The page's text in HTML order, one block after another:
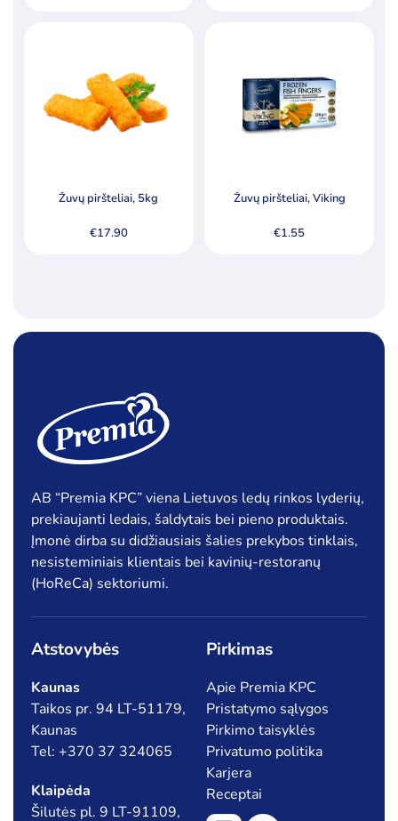
Žuvų piršteliai, 5kg
€17.90
Žuvų piršteliai, Viking
€1.55
AB “Premia KPC” viena Lietuvos ledų rinkos lyderių,
prekiaujanti ledais, šaldytais bei pieno produktais.
Įmonė dirba su didžiausiais šalies prekybos tinklais,
nesisteminiais klientais bei kavinių-restoranų
(HoReCa) sektoriumi.
Atstovybės
Kaunas
Taikos pr. 94 LT-51179,
Kaunas
Tel: +370 37 324065
Klaipėda
Šilutės pl. 9 LT-91109,
Pirkimas
Apie Premia KPC
Pristatymo sąlygos
Pirkimo taisyklės
Privatumo politika
Karjera
Receptai